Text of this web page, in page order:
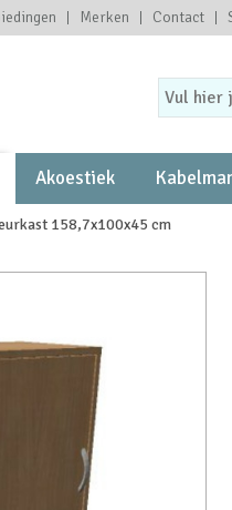
Merken Contact
Akoestiek
158,7x100x45 cm